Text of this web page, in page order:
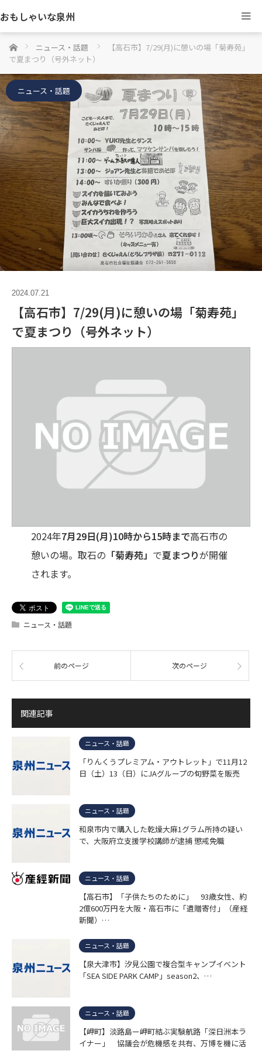
おもしゃいな泉州
ホーム ニュース・話題
【高石市】7/29(月)に憩いの場「菊寿苑」
で夏まつり（号外ネット）
ニュース・話題
2024.07.21
【高石市】7/29(月)に憩いの場「菊寿苑」
で夏まつり（号外ネット）
2024年7月29日(月)10時から15時まで高石市の
憩いの場。取石の 「菊寿苑」 で夏まつりが開催
されます。
ニュース・話題
前のページ 次のページ
関連記事
ニュース・話題
「りんくうプレミアム・アウトレット」で11月12
日（土）13（日）にJAグループの旬野菜を販売
ニュース・話題
和泉市内で購入した乾燥大麻1グラム所持の疑い
で、大阪府立支援学校講師が逮捕 懲戒免職
ニュース・話題
【高石市】「子供たちのために」 93歳女性、約
2億600万円を大阪・高石市に「遺贈寄付」（産経
新聞）…
ニュース・話題
【泉大津市】汐見公園で複合型キャンプイベント
「SEA SIDE PARK CAMP」season2、…
ニュース・話題
【岬町】淡路島ー岬町結ぶ実験航路「深日洲本ラ
イナー」 協議会が危機感を共有、万博を機に活